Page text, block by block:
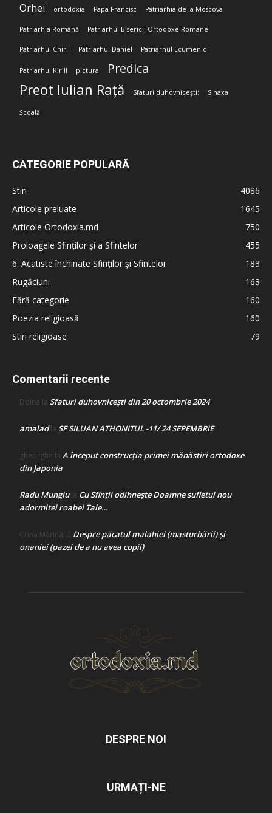
Orhei ortodoxia Papa Francisc Patriarhia de la Moscova
Patriarhia Română Patriarhul Bisericii Ortodoxe Române
Patriarhul Chiril Patriarhul Daniel Patriarhul Ecumenic
Patriarhul Kirill pictura Predica
Preot Iulian Rață Sfaturi duhovnicești; Sinaxa
Școală
CATEGORIE POPULARĂ
Stiri
4086
Articole preluate
1645
Articole Ortodoxia.md
750
Proloagele Sfinților și a Sfintelor
455
6. Acatiste închinate Sfinților și Sfintelor
183
Rugăciuni
163
Fără categorie
160
Poezia religioasă
160
Stiri religioase
79
Comentarii recente
Doina la Sfaturi duhovnicești din 20 octombrie 2024
amaladla SF SILUAN ATHONITUL -11/ 24 SEPEMBRIE
gheorghe la A început construcţia primei mănăstiri ortodoxe
din Japonia
Radu Mungiula Cu Sfinții odihnește Doamne sufletul nou
adormitei roabei Tale…
Crina Marina la Despre păcatul malahiei (masturbării) şi
onaniei (pazei de a nu avea copii)
DESPRE NOI
URMAȚI-NE